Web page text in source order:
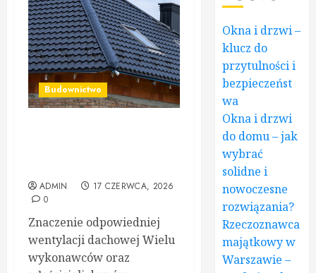
Budownictwo
ADMIN
17 CZERWCA, 2026
0
Znaczenie odpowiedniej
wentylacji dachowej Wielu
wykonawców oraz
Okna i drzwi –
klucz do
przytulności i
bezpieczeńst
wa
Okna i drzwi
do domu – jak
wybrać
solidne i
nowoczesne
rozwiązania?
Rzeczoznawca
majątkowy w
Warszawie –